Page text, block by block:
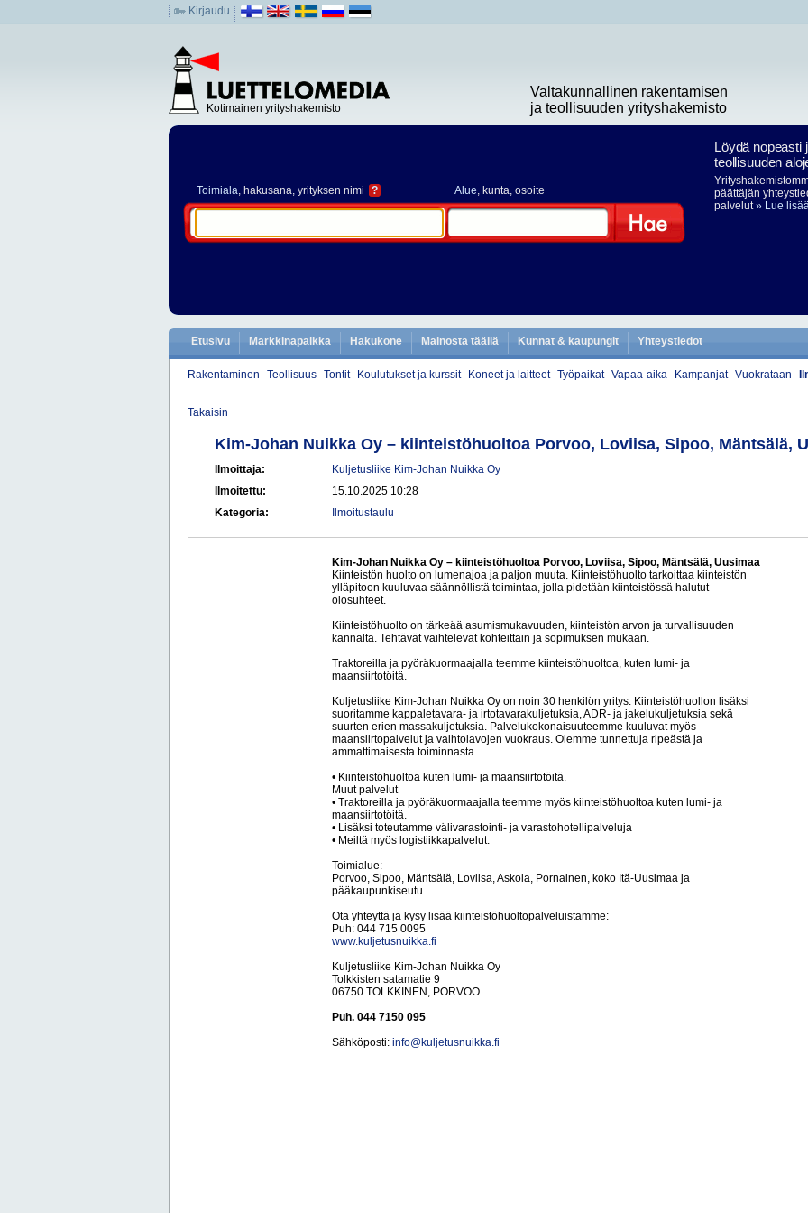
Kirjaudu
Kotimainen yrityshakemisto
Valtakunnallinen rakentamisen
ja teollisuuden yrityshakemisto
Toimiala, hakusana, yrityksen nimi ? Alue, kunta, osoite
Löydä nopeasti
teollisuuden
päättäjän
palvelut» Lue
Etusivu Markkinapaikka Hakukone Mainosta täällä Kunnat & kaupungit Yhteystiedot
Rakentaminen Teollisuus Tontit Koulutukset ja kurssit Koneet ja laitteet Työpaikat Vapaa-aika Kampanjat Vuokrataan
Takaisin
Kim-Johan Nuikka Oy – kiinteistöhuoltoa Porvoo, Loviisa, Sipoo, Mäntsälä,
Ilmoittaja:
Kuljetusliike Kim-Johan Nuikka Oy
Ilmoitettu:
15.10.2025 10:28
Kategoria:
Ilmoitustaulu
Kim-Johan Nuikka Oy – kiinteistöhuoltoa Porvoo, Loviisa, Sipoo, Mäntsälä, Uusimaa
Kiinteistön huolto on lumenajoa ja paljon muuta. Kiinteistöhuolto tarkoittaa kiinteistön
ylläpitoon kuuluvaa säännöllistä toimintaa, jolla pidetään kiinteistössä halutut
olosuhteet.
Kiinteistöhuolto on tärkeää asumismukavuuden, kiinteistön arvon ja turvallisuuden
kannalta. Tehtävät vaihtelevat kohteittain ja sopimuksen mukaan.
Traktoreilla ja pyöräkuormaajalla teemme kiinteistöhuoltoa, kuten lumi- ja
maansiirtotöitä.
Kuljetusliike Kim-Johan Nuikka Oy on noin 30 henkilön yritys. Kiinteistöhuollon lisäksi
suoritamme kappaletavara- ja irtotavarakuljetuksia, ADR- ja jakelukuljetuksia sekä
suurten erien massakuljetuksia. Palvelukokonaisuuteemme kuuluvat myös
maansiirtopalvelut ja vaihtolavojen vuokraus. Olemme tunnettuja ripeästä ja
ammattimaisesta toiminnasta.
• Kiinteistöhuoltoa kuten lumi- ja maansiirtotöitä.
Muut palvelut
• Traktoreilla ja pyöräkuormaajalla teemme myös kiinteistöhuoltoa kuten lumi- ja
maansiirtotöitä.
• Lisäksi toteutamme välivarastointi- ja varastohotellipalveluja
• Meiltä myös logistiikkapalvelut.
Toimialue:
Porvoo, Sipoo, Mäntsälä, Loviisa, Askola, Pornainen, koko Itä-Uusimaa ja
pääkaupunkiseutu
Ota yhteyttä ja kysy lisää kiinteistöhuoltopalveluistamme:
Puh: 044 715 0095
www.kuljetusnuikka.fi
Kuljetusliike Kim-Johan Nuikka Oy
Tolkkisten satamatie 9
06750 TOLKKINEN, PORVOO
Puh. 044 7150 095
Sähköposti: info@kuljetusnuikka.fi